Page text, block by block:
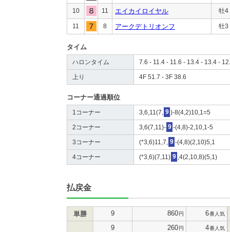
10 11 エイカイロイヤル 牡4
11 8 アークデトリオンフ 牡3
タイム
ハロンタイム 7.6 - 11.4 - 11.6 - 13.4 - 13.4 -
上り 4F 51.7 - 3F 38.6
コーナー通過順位
1コーナー 3,6,11(7, 9 )-8(4,2)10,1=5
2コーナー 3,6(7,11)- 9 -(4,8)-2,10,1-5
3コーナー (*3,6)11,7, 9 -(4,8)(2,10)5,1
4コーナー (*3,6)(7,11) 9 ,4(2,10,8)(5,1)
払戻金
単勝 9 860円 6番人気
9 260円 4番人気